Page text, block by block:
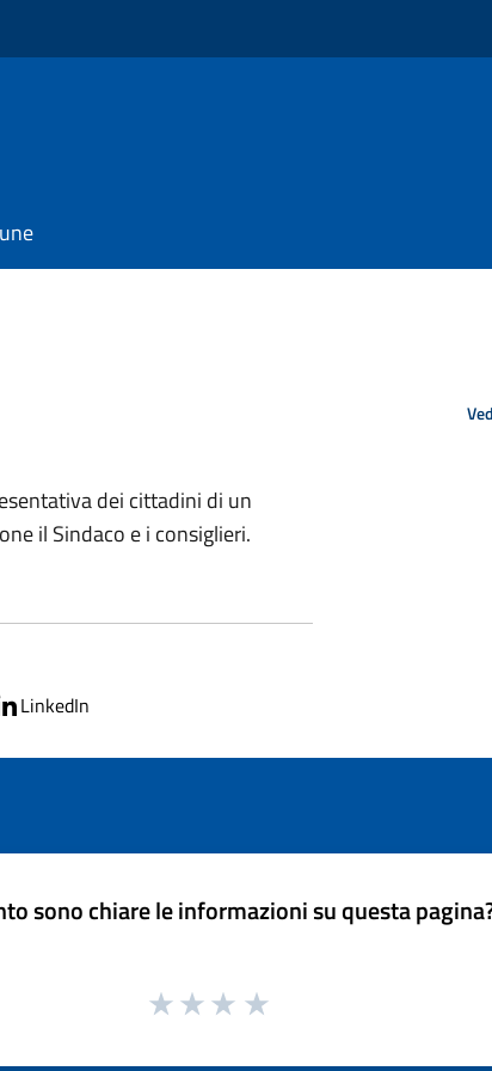
dei cittadini di un
il Sindaco e i consiglieri.
LinkedIn
sono chiare le informazioni su questa